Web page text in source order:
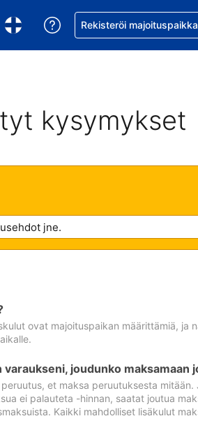
valuutta. Tämänhetkinen valuutta on
Valitse kieli. Tämänhetkinen kieli on
Pyydä apua varauksesi
Rekisteröi
kysymykset
ovat majoituspaikan määrittämiä, ja
joudunko maksamaan
et maksa peruutuksesta
ei palauteta -hinnan, saatat joutua
Kaikki mahdolliset lisäkulut